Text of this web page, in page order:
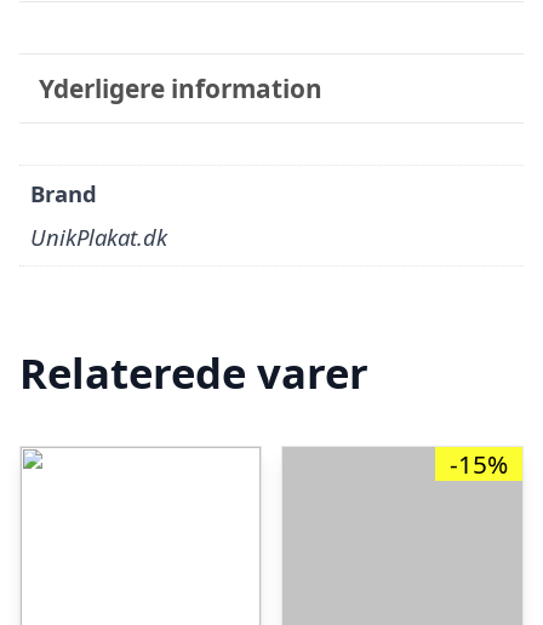
Yderligere information
Brand
UnikPlakat.dk
Relaterede varer
-15%